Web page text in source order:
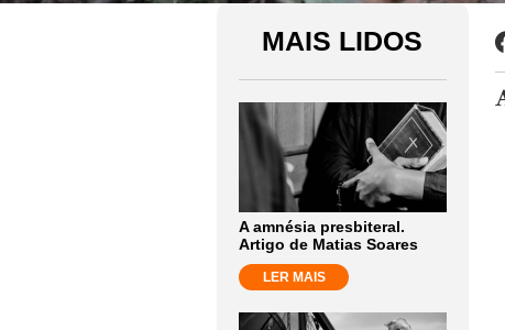
MAIS LIDOS
A amnésia presbiteral.
Artigo de Matias Soares
LER MAIS